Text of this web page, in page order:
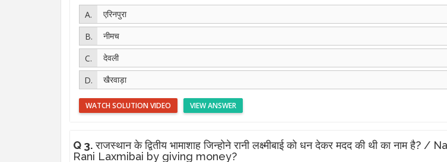
एरिनपुरा
नीमच
देवली
खैरवाड़ा
VIEW ANSWER
WATCH SOLUTION VIDEO
Q 3.राजस्थान के द्वितीय भामाशाह जिन्होने रानी लक्ष्मीबाई को धन देकर मदद की थी का
Rani Laxmibai by giving money?